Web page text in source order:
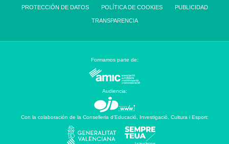
PROTECCIÓN DE DATOS POLÍTICA DE COOKIES PUBLICIDAD
TRANSPARENCIA
Formamos parte de:
Audiencia:
Con la colaboración de la Conselleria d’Educació, Investigació, Cultura i Esport: